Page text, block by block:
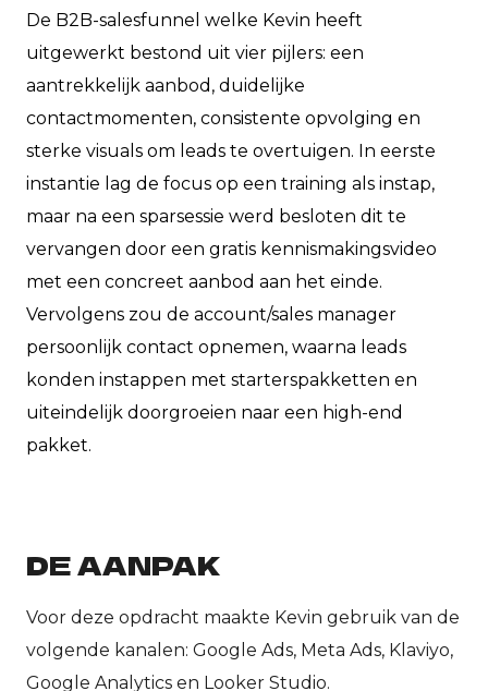
De B2B-salesfunnel welke Kevin heeft
uitgewerkt bestond uit vier pijlers: een
aantrekkelijk aanbod, duidelijke
contactmomenten, consistente opvolging en
sterke visuals om leads te overtuigen. In eerste
instantie lag de focus op een training als instap,
maar na een sparsessie werd besloten dit te
vervangen door een gratis kennismakingsvideo
met een concreet aanbod aan het einde.
Vervolgens zou de account/sales manager
persoonlijk contact opnemen, waarna leads
konden instappen met starterspakketten en
uiteindelijk doorgroeien naar een high-end
pakket.
DE AANPAK
Voor deze opdracht maakte Kevin gebruik van de
volgende kanalen: Google Ads, Meta Ads, Klaviyo,
Google Analytics en Looker Studio.